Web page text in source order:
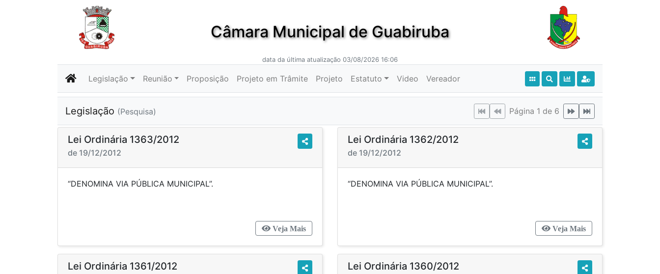
Câmara Municipal de Guabiruba
data da última atualização 03/08/2026 16:06
Legislação Reunião Proposição Projeto em Trâmite Projeto Estatuto Video Vereador
Legislação (Pesquisa) Página 1 de 6
Lei Ordinária 1363/2012
de 19/12/2012
“DENOMINA VIA PÚBLICA MUNICIPAL”.
Veja Mais
Lei Ordinária 1362/2012
de 19/12/2012
“DENOMINA VIA PÚBLICA MUNICIPAL”.
Veja Mais
Lei Ordinária 1361/2012 Lei Ordinária 1360/2012